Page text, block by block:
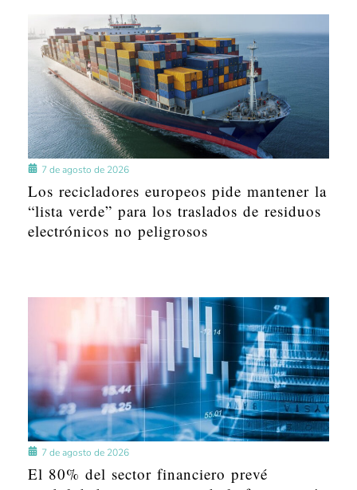
7 de agosto de 2026
Los recicladores europeos pide mantener la
“lista verde” para los traslados de residuos
electrónicos no peligrosos
7 de agosto de 2026
El 80% del sector financiero prevé